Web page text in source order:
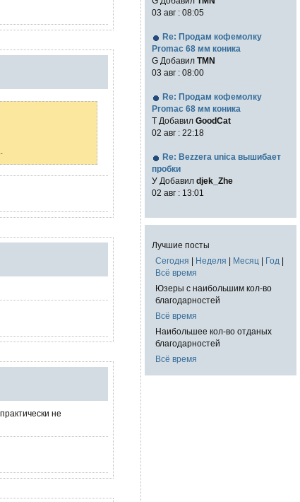
не
03 авг : 08:05
Re: Продам кофемолку
Promac 68 мм коника
G Добавил TMN
03 авг : 08:00
Re: Продам кофемолку
Promac 68 мм коника
T Добавил GoodCat
02 авг : 22:18
Re: Bezzera unica вышибает
пробки
У Добавил djek_Zhe
02 авг : 13:01
Лучшие посты
Сегодня | Неделя | Месяц | Год |
Всё время
Юзеры с наибольшим кол-во
благодарностей
Всё время
Наибольшее кол-во отданых
благодарностей
Всё время